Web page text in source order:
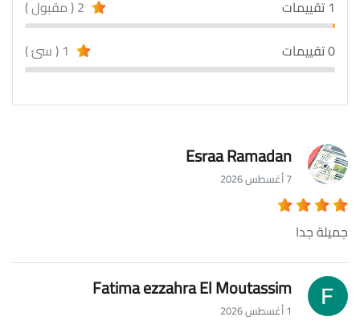
1 تقييمات
0 تقييمات
Esraa Ramadan
7 أغسطس 2026
جميلة جدا
Fatima ezzahra El Moutassim
1 أغسطس 2026